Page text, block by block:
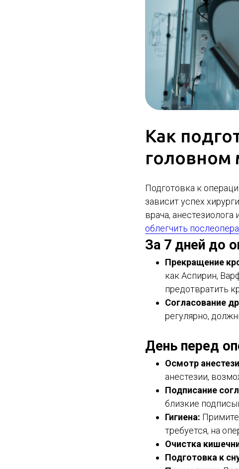
Как
головном
Подготовка к
зависит успех
врача,
облегчить
За 7 дней до
Прекращение
как Аспирин,
предотвратить
Согласование
регулярно,
День перед
Осмотр
анестезии,
Подписание
близкие
Гигиена:
требуется, на
Очистка
Подготовка к